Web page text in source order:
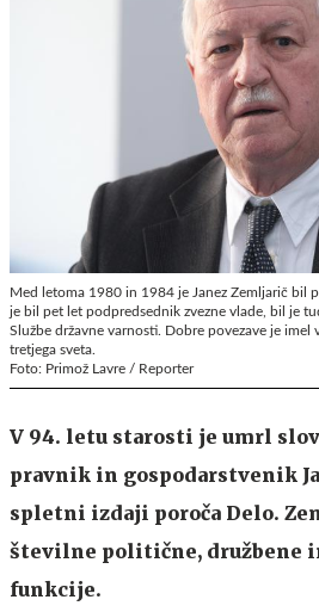
Med letoma 1980 in 1984 je Janez Zemljarič bil
je bil pet let podpredsednik zvezne vlade, bil je
Službe državne varnosti. Dobre povezave je imel
tretjega sveta.
Foto: Primož Lavre / Reporter
V 94. letu starosti je umrl
pravnik in gospodarstvenik
spletni izdaji poroča Delo.
številne politične, družbene
funkcije.